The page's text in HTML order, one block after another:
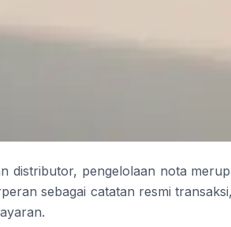
distributor, pengelolaan nota
sebagai catatan resmi